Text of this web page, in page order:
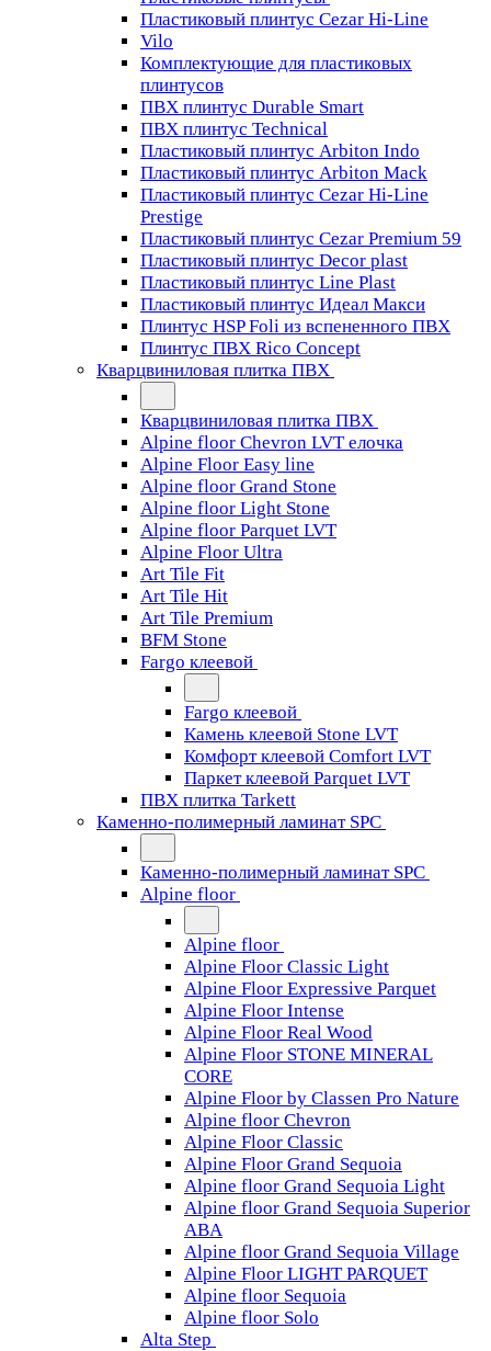
Пластиковый плинтус Cezar Hi-Line
Vilo
Комплектующие для пластиковых
плинтусов
ПВХ плинтус Durable Smart
ПВХ плинтус Technical
Пластиковый плинтус Arbiton Indo
Пластиковый плинтус Arbiton Mack
Пластиковый плинтус Cezar Hi-Line
Prestige
Пластиковый плинтус Cezar Premium 59
Пластиковый плинтус Decor plast
Пластиковый плинтус Line Plast
Пластиковый плинтус Идеал Макси
Плинтус HSP Foli из вспененного ПВХ
Плинтус ПВХ Rico Concept
Кварцвиниловая плитка ПВХ
Кварцвиниловая плитка ПВХ
Alpine floor Chevron LVT елочка
Alpine Floor Easy line
Alpine floor Grand Stone
Alpine floor Light Stone
Alpine floor Parquet LVT
Alpine Floor Ultra
Art Tile Fit
Art Tile Hit
Art Tile Premium
BFM Stone
Fargo клеевой
Fargo клеевой
Камень клеевой Stone LVT
Комфорт клеевой Comfort LVT
Паркет клеевой Parquet LVT
ПВХ плитка Tarkett
Каменно-полимерный ламинат SPC
Каменно-полимерный ламинат SPC
Alpine floor
Alpine floor
Alpine Floor Classic Light
Alpine Floor Expressive Parquet
Alpine Floor Intense
Alpine Floor Real Wood
Alpine Floor STONE MINERAL
CORE
Alpine Floor by Classen Pro Nature
Alpine floor Chevron
Alpine Floor Classic
Alpine Floor Grand Sequoia
Alpine floor Grand Sequoia Light
Alpine floor Grand Sequoia Superior
ABA
Alpine floor Grand Sequoia Village
Alpine Floor LIGHT PARQUET
Alpine floor Sequoia
Alpine floor Solo
Alta Step